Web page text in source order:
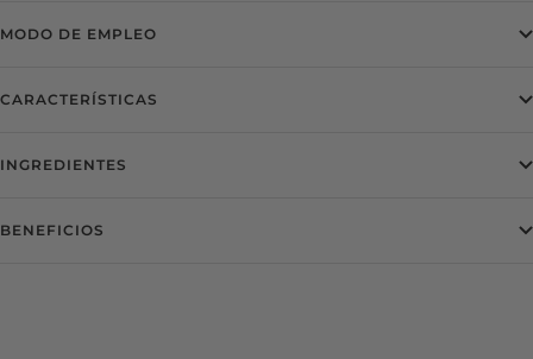
MODO DE EMPLEO
CARACTERÍSTICAS
INGREDIENTES
BENEFICIOS